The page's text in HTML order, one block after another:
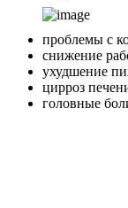
проблемы с
снижение
ухудшение
цирроз
головные